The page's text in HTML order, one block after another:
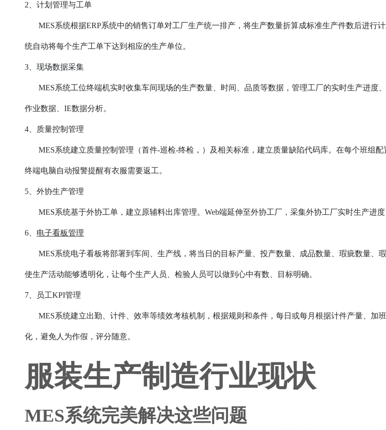
2、计划管理与工单
MES系统根据ERP系统中的销售订单对工厂生产统一排产，将生产数量折算成标准生产件数后进行
统自动将每个生产工单下达到相应的生产单位。
3、 现场数据采集
MES系统工位终端机实时收集车间现场的生产数量、时间、品质等数据，管理工厂的实时生产进
作业数据、IE数据分析。
4、质量控制管理
MES系统建立质量控制管理（首件-巡检-终检，）及相关标准，建立质量缺陷代码库。在每个班组
终端电脑自动报警提醒有衣服需要返工。
5、外协生产管理
MES系统基于外协工单，建立原辅料出库管理。Web端延伸至外协工厂，采集外协工厂实时生产进
6、 电子看板管理
MES系统电子看板将部署到车间、生产线，将当日的目标产量、投产数量、成品数量、瑕疵数量、
使生产活动能够透明化，让每个生产人员、检验人员可以做到心中有数、目标明确。
7、员工KPI管理
MES系统建立出勤、计件、效率等绩效考核机制，根据规则和条件，每日或每月根据计件产量、
化，避免人为作假，评分随意。
服装生产制造行业现状
MES系统完美解决这些问题